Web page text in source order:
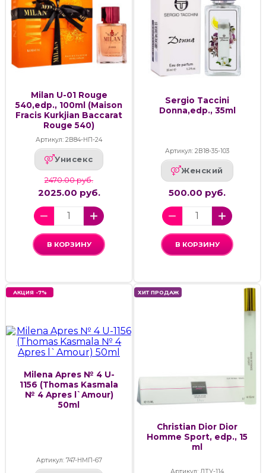
Milan U-01 Rouge
540,edp., 100ml (Maison
Fracis Kurkjian Baccarat
Rouge 540)
Артикул: 2В84-НП-24
Унисекс
2470.00 руб.
2025.00 руб.
В КОРЗИНУ
Sergio Taccini
Donna,edp., 35ml
Артикул: 2В18-35-103
Женский
500.00 руб.
В КОРЗИНУ
АКЦИЯ -7%
Milena Apres № 4 U-
1156 (Thomas Kasmala
№ 4 Apres l`Amour)
50ml
Артикул: 747-НМП-67
ХИТ ПРОДАЖ
Christian Dior Dior
Homme Sport, edp., 15
ml